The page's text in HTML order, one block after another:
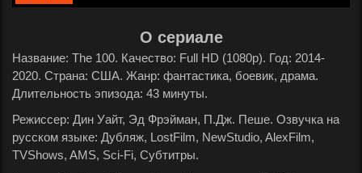
О сериале
Название: The 100. Качество: Full HD (1080p). Год: 2014-
2020. Страна: США. Жанр: фантастика, боевик, драма.
Длительность эпизода: 43 минуты.
Режиссер: Дин Уайт, Эд Фрэйман, П.Дж. Пеше. Озвучка на
русском языке: Дубляж, LostFilm, NewStudio, AlexFilm,
TVShows, AMS, Sci-Fi, Субтитры.